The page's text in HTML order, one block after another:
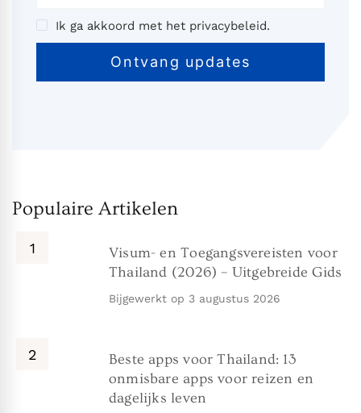
Ik ga akkoord met het privacybeleid.
Populaire Artikelen
Visum- en Toegangsvereisten voor
Thailand (2026) – Uitgebreide Gids
Bijgewerkt op 3 augustus 2026
Beste apps voor Thailand: 13
onmisbare apps voor reizen en
dagelijks leven